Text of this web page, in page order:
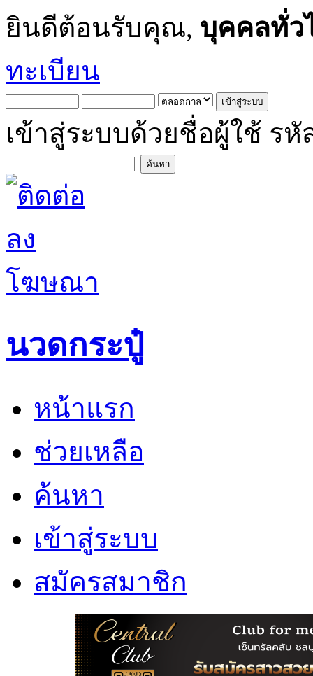
ยินดีต้อนรับคุณ, บุคคลทั่ว
ทะเบียน
เข้าสู่ระบบด้วยชื่อผู้ใช้ รหั
นวดกระปู๋
หน้าแรก
ช่วยเหลือ
ค้นหา
เข้าสู่ระบบ
สมัครสมาชิก